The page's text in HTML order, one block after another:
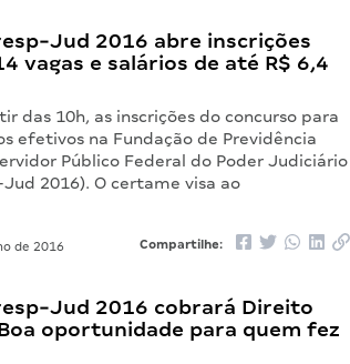
Jud 2016 abre inscrições
vagas e salários de até R$ 6,4
das 10h, as inscrições do concurso para
efetivos na Fundação de Previdência
Público Federal do Poder Judiciário
2016). O certame visa ao
de 2016 Compartilhe:
Jud 2016 cobrará Direito
oportunidade para quem fez